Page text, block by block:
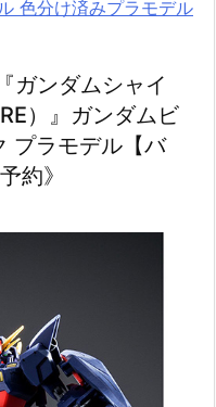
色分け済みプラモデル
ガンダムシャイ
）』ガンダムビ
プラモデル【バ
約》